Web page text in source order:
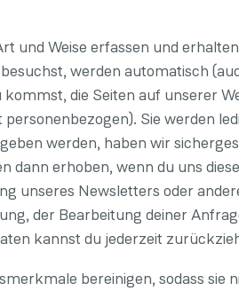
und Weise erfassen und
werden automatisch
die Seiten auf unserer
Sie werden
werden, haben wir
dann erhoben, wenn du uns
unseres Newsletters oder
der Bearbeitung deiner
kannst du jederzeit
bereinigen, sodass